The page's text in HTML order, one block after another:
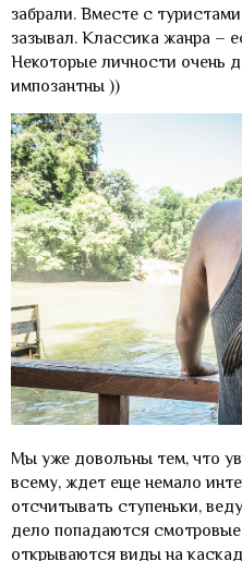
забрали. Вместе с
зазывал. Классика жанра –
Некоторые личности очень
импозантны ))
Мы уже довольны тем, что
всему, ждет еще немало
отсчитывать ступеньки,
дело попадаются
открываются виды на